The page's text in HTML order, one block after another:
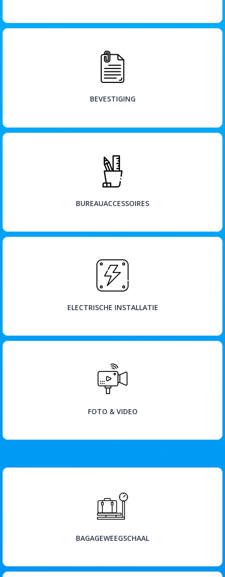
BEVESTIGING
BEKIJK
BUREAUACCESSOIRES
BEKIJK
ELECTRISCHE INSTALLATIE
BEKIJK
FOTO & VIDEO
BEKIJK
BAGAGEWEEGSCHAAL
BEKIJK